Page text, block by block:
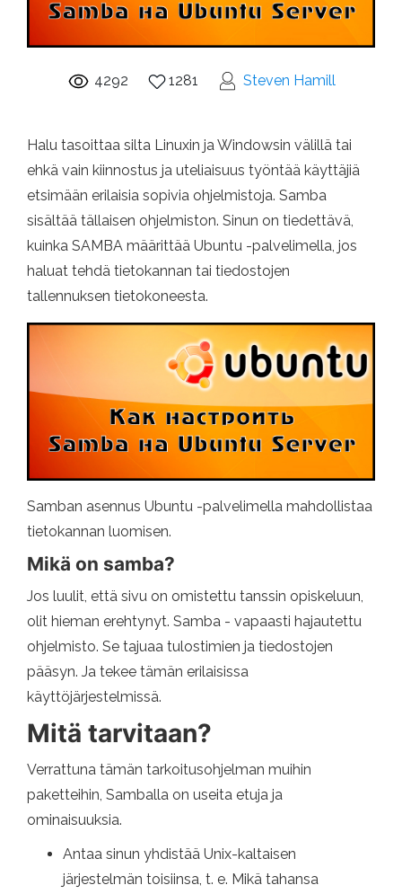
4292 1281 Steven Hamill
Halu tasoittaa silta Linuxin ja Windowsin välillä tai
ehkä vain kiinnostus ja uteliaisuus työntää käyttäjiä
etsimään erilaisia ​​sopivia ohjelmistoja. Samba
sisältää tällaisen ohjelmiston. Sinun on tiedettävä,
kuinka SAMBA määrittää Ubuntu -palvelimella, jos
haluat tehdä tietokannan tai tiedostojen
tallennuksen tietokoneesta.
Samban asennus Ubuntu -palvelimella mahdollistaa
tietokannan luomisen.
Mikä on samba?
Jos luulit, että sivu on omistettu tanssin opiskeluun,
olit hieman erehtynyt. Samba - vapaasti hajautettu
ohjelmisto. Se tajuaa tulostimien ja tiedostojen
pääsyn. Ja tekee tämän erilaisissa
käyttöjärjestelmissä.
Mitä tarvitaan?
Verrattuna tämän tarkoitusohjelman muihin
paketteihin, Samballa on useita etuja ja
ominaisuuksia.
Antaa sinun yhdistää Unix-kaltaisen
järjestelmän toisiinsa, t. e. Mikä tahansa